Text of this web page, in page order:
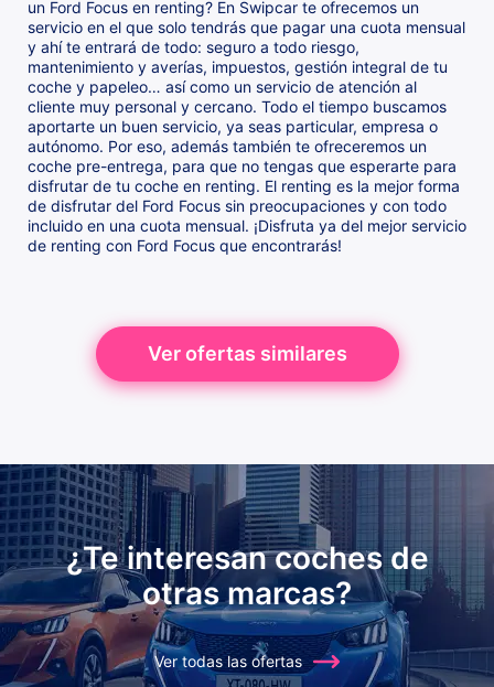
un Ford Focus en renting? En Swipcar te ofrecemos un
servicio en el que solo tendrás que pagar una cuota mensual
y ahí te entrará de todo: seguro a todo riesgo,
mantenimiento y averías, impuestos, gestión integral de tu
coche y papeleo… así como un servicio de atención al
cliente muy personal y cercano. Todo el tiempo buscamos
aportarte un buen servicio, ya seas particular, empresa o
autónomo. Por eso, además también te ofreceremos un
coche pre-entrega, para que no tengas que esperarte para
disfrutar de tu coche en renting. El renting es la mejor forma
de disfrutar del Ford Focus sin preocupaciones y con todo
incluido en una cuota mensual. ¡Disfruta ya del mejor servicio
de renting con Ford Focus que encontrarás!
Ver ofertas similares
¿Te interesan coches de
otras marcas?
Ver todas las ofertas